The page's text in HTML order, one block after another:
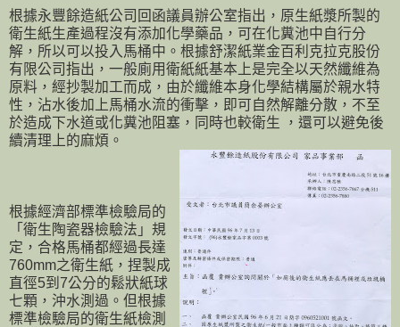
根據永豐餘造紙公司回函議員辦公室指出，原生紙漿所製的
衛生紙生產過程沒有添加化學藥品，可在化糞池中自行分
解，所以可以投入馬桶中。根據舒潔紙業金百利克拉克股份
有限公司指出，一般廁用衛紙紙基本上是完全以天然纖維為
原料，經抄製加工而成，由於纖維本身化學結構屬於親水特
性，沾水後加上馬桶水流的衝擊，即可自然解離分散，不至
於造成下水道或化糞池阻塞，同時也較衛生 ，還可以避免後
續清理上的麻煩。
根據經濟部標準檢驗局的
「衛生陶瓷器檢驗法」規
定，合格馬桶都經過長達
760mm之衛生紙，捏製成
直徑5到7公分的鬆狀紙球
七顆，沖水測過。但根據
標準檢驗局的衛生紙檢測